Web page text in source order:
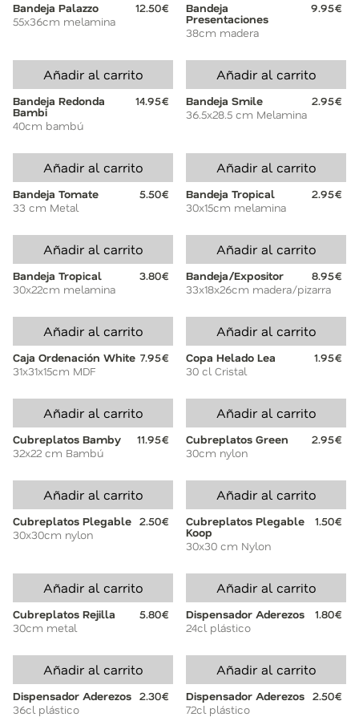
Bandeja Palazzo
12.50€
55x36cm melamina
Bandeja
Presentaciones
9.95€
38cm madera
Añadir al carrito
Bandeja Redonda
Bambi
14.95€
40cm bambú
Añadir al carrito
Bandeja Smile
2.95€
36.5x28.5 cm Melamina
Añadir al carrito
Bandeja Tomate
5.50€
33 cm Metal
Añadir al carrito
Bandeja Tropical
2.95€
30x15cm melamina
Añadir al carrito
Bandeja Tropical
3.80€
30x22cm melamina
Añadir al carrito
Bandeja/Expositor
8.95€
33x18x26cm madera/pizarra
Añadir al carrito
Caja Ordenación White 7.95€
31x31x15cm MDF
Añadir al carrito
Copa Helado Lea
1.95€
30 cl Cristal
Añadir al carrito
Cubreplatos Bamby
11.95€
32x22 cm Bambú
Añadir al carrito
Cubreplatos Green
2.95€
30cm nylon
Añadir al carrito
Cubreplatos Plegable
2.50€
30x30cm nylon
Añadir al carrito
Cubreplatos Plegable
Koop
1.50€
30x30 cm Nylon
Añadir al carrito
Cubreplatos Rejilla
5.80€
30cm metal
Añadir al carrito
Dispensador Aderezos
1.80€
24cl plástico
Añadir al carrito
Dispensador Aderezos
2.30€
36cl plástico
Añadir al carrito
Dispensador Aderezos
2.50€
72cl plástico